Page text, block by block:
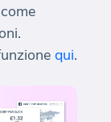
qui.